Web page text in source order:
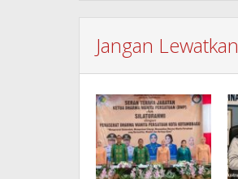
Jangan Lewatkan